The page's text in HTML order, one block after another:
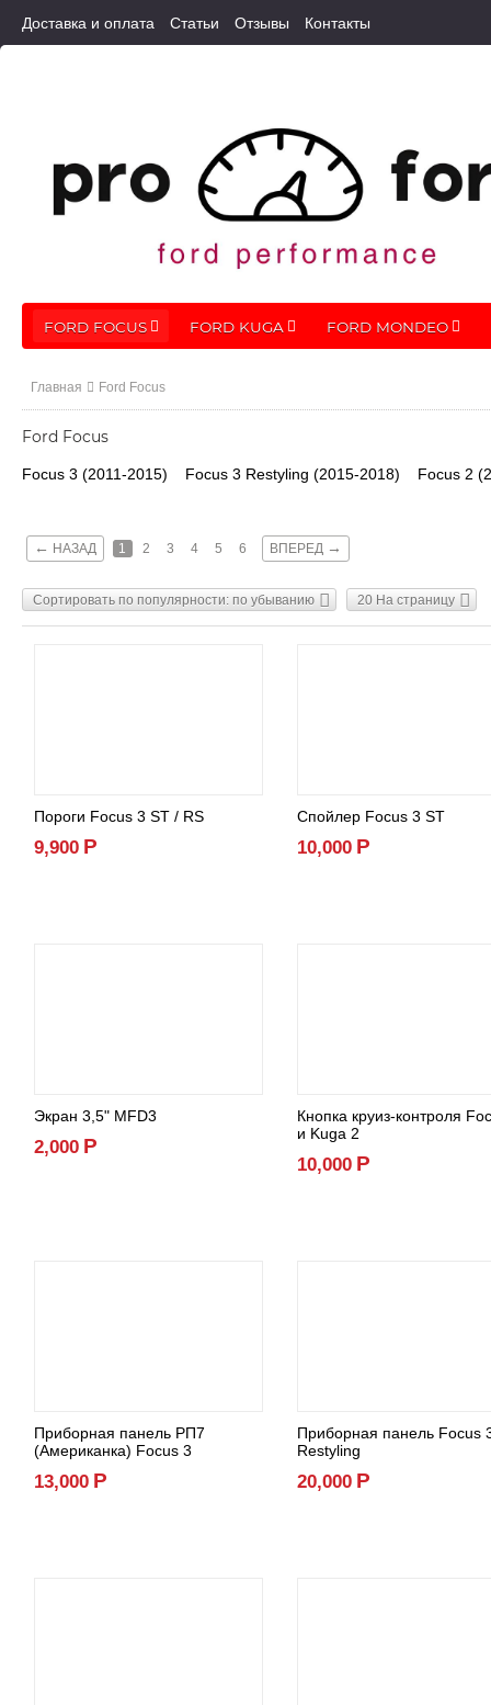
Доставка и оплата Статьи Отзывы Контакты
FORD FOCUS FORD KUGA FORD MONDEO
Главная Ford Focus
Ford Focus
Focus 3 (2011-2015) Focus 3 Restyling (2015-2018) Focus 2
← НАЗАД 1 2 3 4 5 6 ВПЕРЕД →
Сортировать по популярности: по убыванию 20 На страницу
Пороги Focus 3 ST / RS
9,900 Р
Спойлер Focus 3 ST
10,000 Р
Экран 3,5" MFD3
2,000 Р
Кнопка круиз-контроля
и Kuga 2
10,000 Р
Приборная панель РП7
(Американка) Focus 3
13,000 Р
Приборная панель Focus
Restyling
20,000 Р